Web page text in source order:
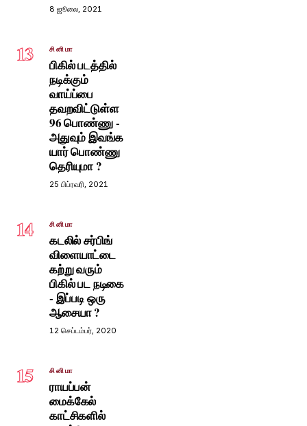
8 ஜூலை, 2021
13 சினிமா
பிகில் படத்தில்
நடிக்கும்
வாய்ப்பை
தவறவிட்டுள்ள
96 பொண்ணு -
அதுவும் இவங்க
யார் பொண்ணு
தெரியுமா ?
25 பிப்ரவரி, 2021
14 சினிமா
கடலில் சர்பிங்
விளையாட்டை
கற்று வரும்
பிகில் பட நடிகை
- இப்படி ஒரு
ஆசையா ?
12 செப்டம்பர், 2020
15 சினிமா
ராயப்பன்
மைக்கேல்
காட்சிகளில்